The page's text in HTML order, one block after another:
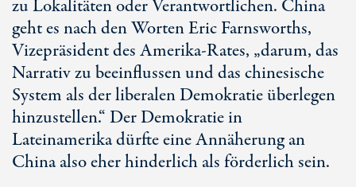
zu Lokalitäten oder Verantwortlichen. China
geht es nach den Worten Eric Farnsworths,
Vizepräsident des Amerika-Rates, „darum, das
Narrativ zu beeinflussen und das chinesische
System als der liberalen Demokratie überlegen
hinzustellen.“ Der Demokratie in
Lateinamerika dürfte eine Annäherung an
China also eher hinderlich als förderlich sein.